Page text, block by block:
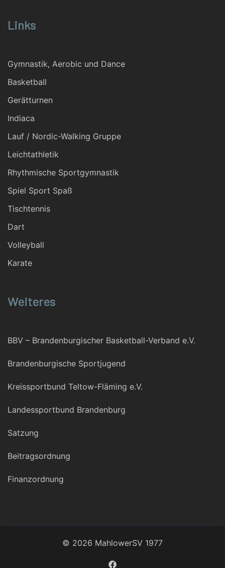
Links
Gymnastik, Aerobic und Dance
Basketball
Gerätturnen
Indiaca
Lauf / Nordic-Walking Gruppe
Leichtathletik
Rhythmische Sportgymnastik
Spiel Sport Spaß
Tischtennis
Dart
Volleyball
Karate
Weiteres
BBV – Brandenburgischer Basketball-Verband e.V.
Brandenburgische Sportjugend
Kreissportbund Teltow-Fläming e.V.
Landessportbund Brandenburg
Satzung
Beitragsordnung
Finanzordnung
© 2026 MahlowerSV 1977